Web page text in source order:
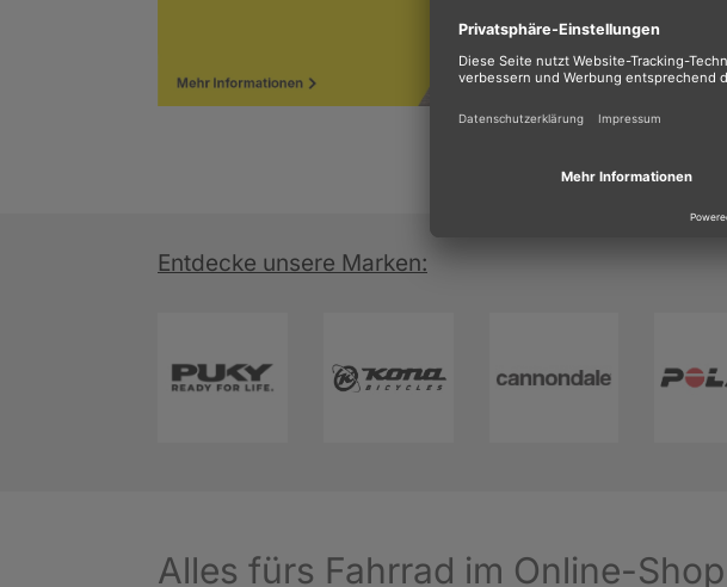
Entdecke unsere Marken:
Alles fürs Fahrrad im Online-